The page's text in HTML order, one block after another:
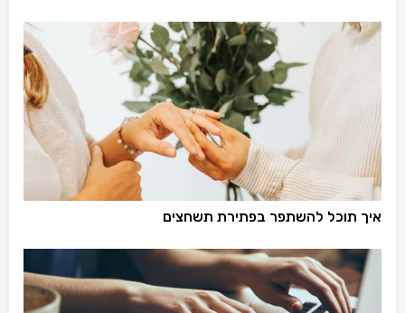
איך תוכל להשתפר בפתירת תשחצים